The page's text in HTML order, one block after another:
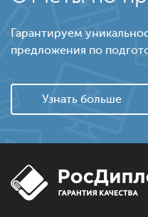
Гарантируем
предложения по
Узнать больше